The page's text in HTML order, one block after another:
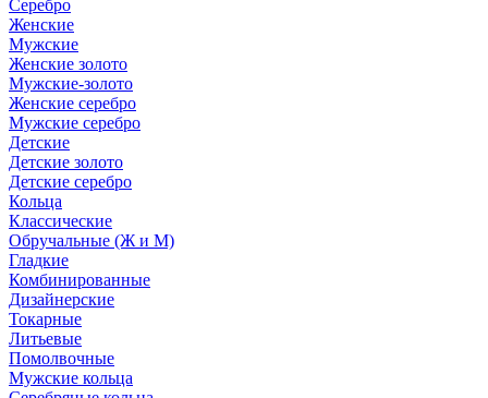
Серебро
Женские
Мужские
Женские золото
Мужские-золото
Женские серебро
Мужские серебро
Детские
Детские золото
Детские серебро
Кольца
Классические
Обручальные (Ж и М)
Гладкие
Комбинированные
Дизайнерские
Токарные
Литьевые
Помолвочные
Мужские кольца